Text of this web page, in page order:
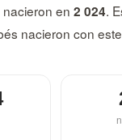
en 2 024.
nacieron con